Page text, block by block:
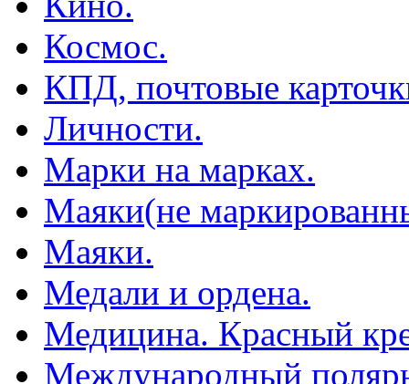
Космос.
КПД, почтовые
Личности.
Марки на марках.
Маяки(не
Маяки.
Медали и ордена.
Медицина. Красный
Международный